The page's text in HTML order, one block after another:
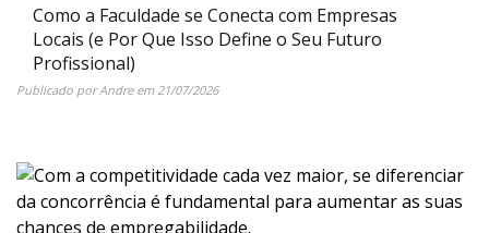
Como a Faculdade se Conecta com Empresas
Locais (e Por Que Isso Define o Seu Futuro
Profissional)
Publicado porAndreem 21/07/2026